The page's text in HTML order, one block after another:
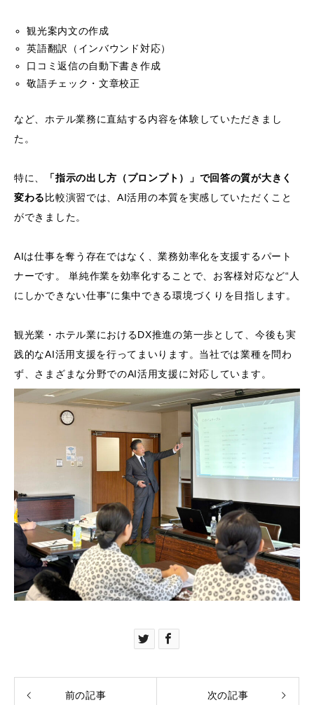
観光案内文の作成
英語翻訳（インバウンド対応）
口コミ返信の自動下書き作成
敬語チェック・文章校正
など、ホテル業務に直結する内容を体験していただきまし
た。
特に、
「指示の出し方（プロンプト）」で回答の質が大きく
変わる 比較演習では、AI活用の本質を実感していただくこと
ができました。
AIは仕事を奪う存在ではなく、業務効率化を支援するパート
ナーです。 単純作業を効率化することで、お客様対応など“人
にしかできない仕事”に集中できる環境づくりを目指します。
観光業・ホテル業におけるDX推進の第一歩として、今後も実
践的なAI活用支援を行ってまいります。当社では業種を問わ
ず、さまざまな分野でのAI活用支援に対応しています。
前の記事 次の記事